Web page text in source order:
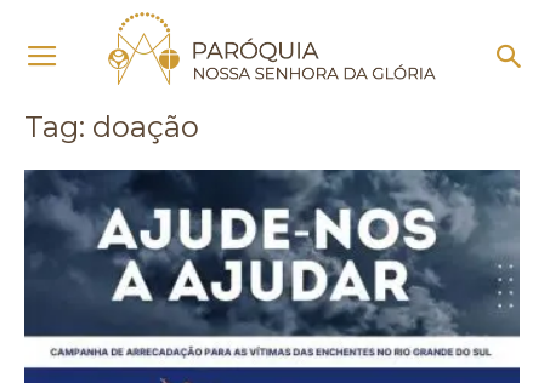
Doação
Tag: doação